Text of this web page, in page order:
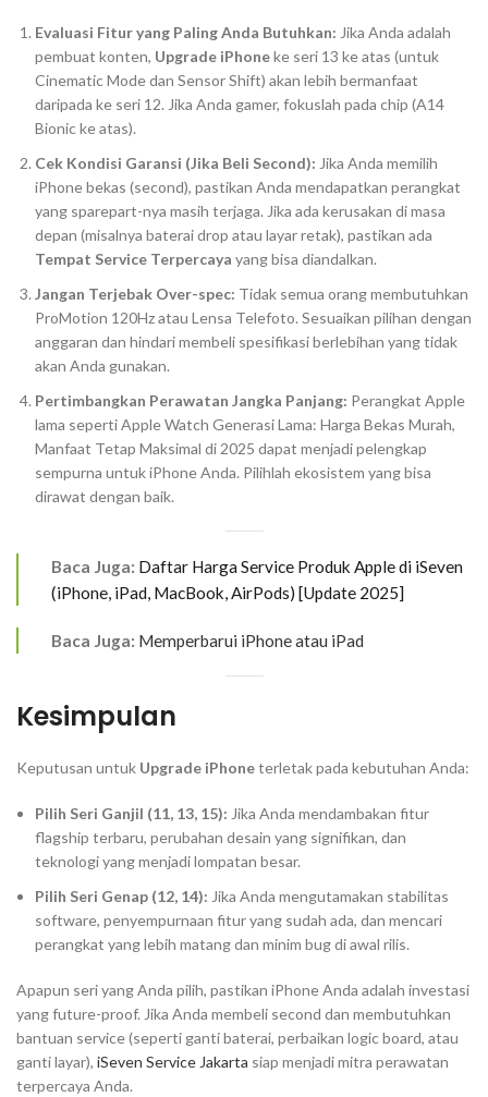
Evaluasi Fitur yang Paling Anda Butuhkan: Jika Anda adalah
pembuat konten, Upgrade iPhoneke seri 13 ke atas (untuk
Cinematic Modedan Sensor Shift) akan lebih bermanfaat
daripada ke seri 12. Jika Anda gamer, fokuslah pada chip (A14
Bionic ke atas).
Cek Kondisi Garansi (Jika Beli Second): Jika Anda memilih
iPhone bekas (second), pastikan Anda mendapatkan perangkat
yang sparepart-nya masih terjaga. Jika ada kerusakan di masa
depan (misalnya bateraidrop atau layar retak), pastikan ada
Tempat Service Terpercaya yang bisa diandalkan.
Jangan Terjebak Over-spec: Tidak semua orang membutuhkan
ProMotion 120Hzatau Lensa Telefoto. Sesuaikan pilihan dengan
anggaran dan hindari membeli spesifikasi berlebihan yang tidak
akan Anda gunakan.
Pertimbangkan Perawatan Jangka Panjang: Perangkat Apple
lama seperti Apple Watch Generasi Lama: Harga Bekas Murah,
Manfaat Tetap Maksimal di 2025 dapat menjadi pelengkap
sempurna untuk iPhone Anda. Pilihlah ekosistem yang bisa
dirawat dengan baik.
Baca Juga: Daftar Harga Service Produk Apple di iSeven
(iPhone, iPad, MacBook, AirPods) [Update 2025]
Baca Juga: Memperbarui iPhone atau iPad
Kesimpulan
Keputusan untuk Upgrade iPhoneterletak pada kebutuhan Anda:
Pilih Seri Ganjil (11, 13, 15): Jika Anda mendambakan fitur
flagship terbaru, perubahan desain yang signifikan, dan
teknologi yang menjadi lompatan besar.
Pilih Seri Genap (12, 14): Jika Anda mengutamakan stabilitas
software, penyempurnaan fitur yang sudah ada, dan mencari
perangkat yang lebih matang dan minim bugdi awal rilis.
Apapun seri yang Anda pilih, pastikan iPhone Anda adalah investasi
yangfuture-proof. Jika Anda membeli second dan membutuhkan
bantuan service (seperti ganti baterai, perbaikan logic board, atau
ganti layar), iSeven Service Jakarta siap menjadi mitra perawatan
terpercaya Anda.